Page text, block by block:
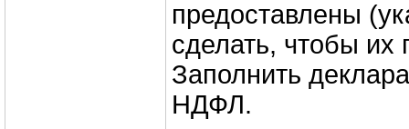
предоставлены
сделать, чтобы их
Заполнить
НДФЛ.